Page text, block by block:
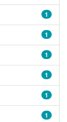
1
1
1
1
1
1